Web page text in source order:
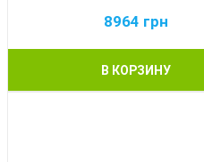
8964 грн
В КОРЗИНУ